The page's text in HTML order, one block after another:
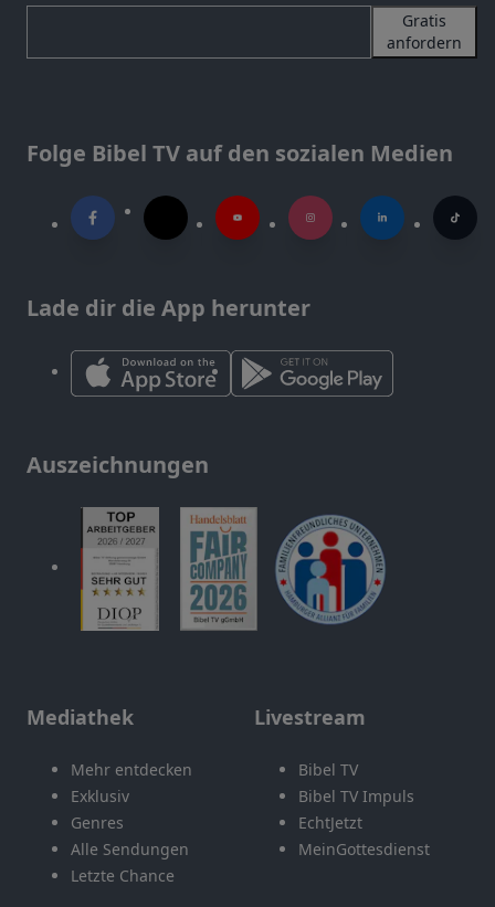
Gratis
anfordern
Folge Bibel TV auf den sozialen Medien
Lade dir die App herunter
Auszeichnungen
Mediathek
Mehr entdecken
Exklusiv
Genres
Alle Sendungen
Letzte Chance
Livestream
Bibel TV
Bibel TV Impuls
EchtJetzt
MeinGottesdienst